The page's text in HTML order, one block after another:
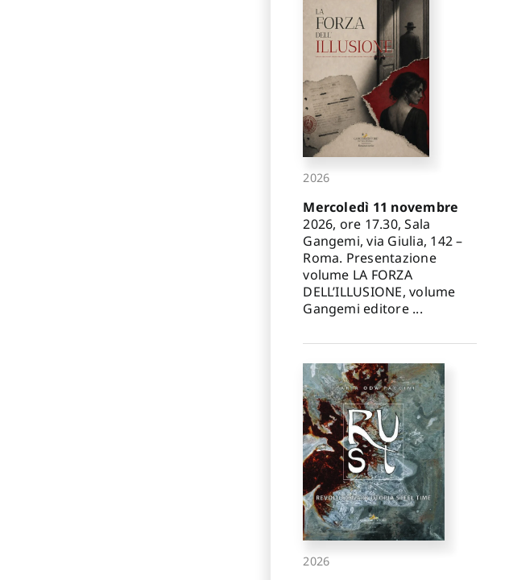
2026
Mercoledì 11 novembre
2026, ore 17.30, Sala
Gangemi, via Giulia, 142 –
Roma. Presentazione
volume LA FORZA
DELL’ILLUSIONE, volume
Gangemi editore ...
2026